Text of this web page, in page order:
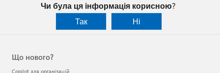
Чи була ця інформація корисною?
Так
Ні
Що нового?
Copilot для організацій